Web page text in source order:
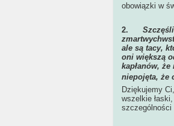
obowiązki w
2.
ale są tacy,
oni większą
kapłanów,
niepojęta, że
Dziękujemy
wszelkie
szczególności